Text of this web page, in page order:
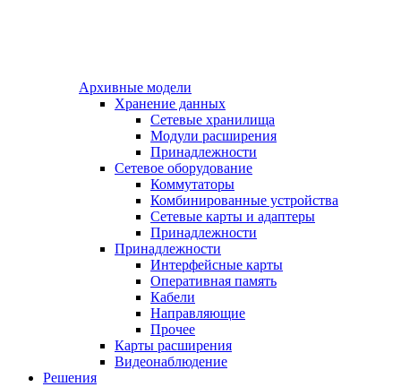
Архивные модели
Хранение данных
Сетевые хранилища
Модули расширения
Принадлежности
Сетевое оборудование
Коммутаторы
Комбинированные устройства
Сетевые карты и адаптеры
Принадлежности
Принадлежности
Интерфейсные карты
Оперативная память
Кабели
Направляющие
Прочее
Карты расширения
Видеонаблюдение
Решения